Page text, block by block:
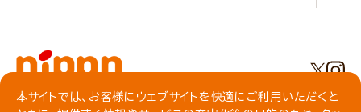
ニップンの歴史
事業場・工場一覧
IR情報
IRライブラリ
基本方針
本サイトでは、お客様にウェブサイトを快適にご利用いただくと